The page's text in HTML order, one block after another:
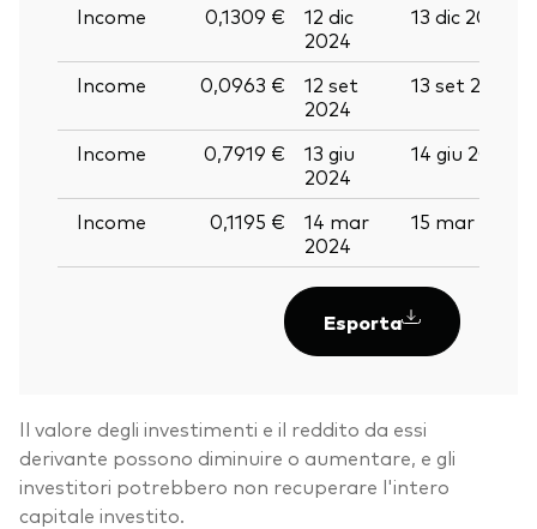
Income 0,1309 €
12 dic
2024
13 dic 2024
Income 0,0963 €
12 set
2024
13 set 2024
Income 0,7919 €
13 giu
2024
14 giu 2024
Income 0,1195 €
14 mar
2024
15 mar 2024
Esporta
Il valore degli investimenti e il reddito da essi
derivante possono diminuire o aumentare, e gli
investitori potrebbero non recuperare l'intero
capitale investito.